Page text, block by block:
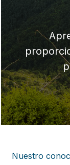
Nuestro